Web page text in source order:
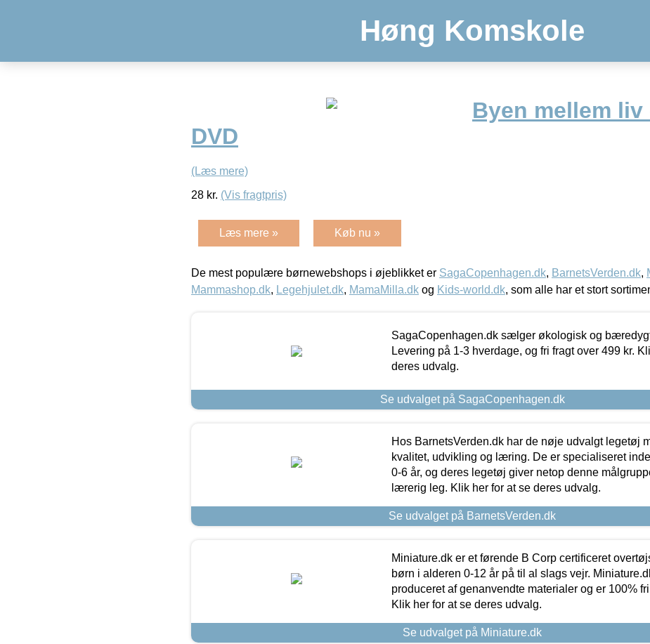
Høng Komskole
Byen mellem liv
DVD
(Læs mere)
28 kr. (Vis fragtpris)
Læs mere » Køb nu »
De mest populære børnewebshops i øjeblikket er SagaCopenhagen.dk, BarnetsVerden.dk,
Mammashop.dk, Legehjulet.dk, MamaMilla.dk og Kids-world.dk, som alle har et stort
SagaCopenhagen.dk sælger økologisk og
Levering på 1-3 hverdage, og fri fragt over 499 kr.
deres udvalg.
Se udvalget på SagaCopenhagen.dk
Hos BarnetsVerden.dk har de nøje udvalgt legetøj
kvalitet, udvikling og læring. De er specialiseret
0-6 år, og deres legetøj giver netop denne
lærerig leg. Klik her for at se deres udvalg.
Se udvalget på BarnetsVerden.dk
Miniature.dk er et førende B Corp certificeret
børn i alderen 0-12 år på til al slags vejr.
produceret af genanvendte materialer og er 100%
Klik her for at se deres udvalg.
Se udvalget på Miniature.dk